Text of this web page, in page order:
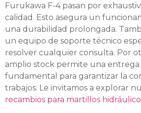
Furukawa F-4 pasan por
calidad. Esto asegura un
una durabilidad prolongada.
un equipo de soporte técnico
resolver cualquier consulta. Por
amplio stock permite una entrega
fundamental para garantizar la
trabajos. Le invitamos a explorar
recambios para martillos